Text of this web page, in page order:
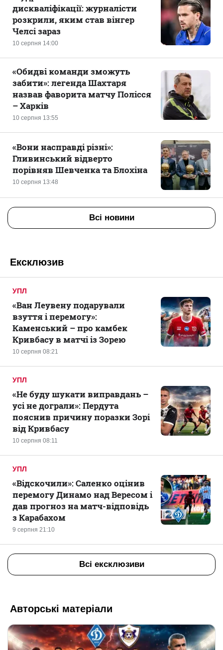
10 серпня 14:00
дискваліфікації: журналісти
розкрили, яким став вінгер
Челсі зараз
10 серпня 13:55
«Обидві команди зможуть
забити»: легенда Шахтаря
назвав фаворита матчу Полісся
– Харків
10 серпня 13:48
«Вони насправді різні»:
Гливинський відверто
порівняв Шевченка та Блохіна
Всі новини
Ексклюзив
УПЛ
10 серпня 08:21
«Ван Леувену подарували
взуття і перемогу»:
Каменський – про камбек
Кривбасу в матчі із Зорею
УПЛ
10 серпня 08:11
«Не буду шукати виправдань –
усі не дограли»: Пердута
пояснив причину поразки Зорі
від Кривбасу
УПЛ
9 серпня 21:10
«Відскочили»: Саленко оцінив
перемогу Динамо над Вересом і
дав прогноз на матч-відповідь
з Карабахом
Всі ексклюзиви
Авторські матеріали